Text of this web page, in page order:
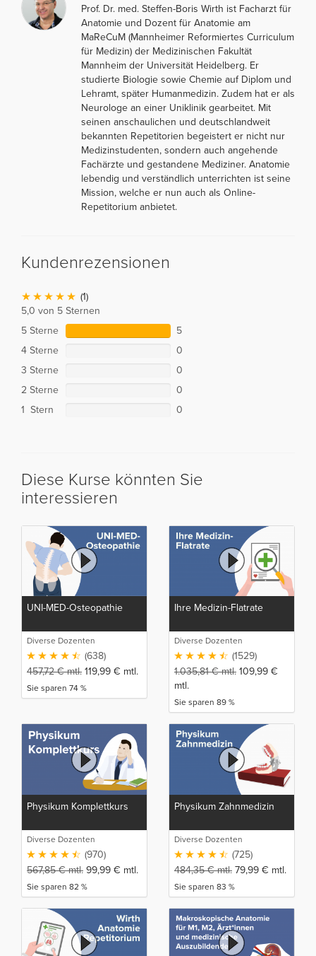
Prof. Dr. med. Steffen-Boris Wirth ist Facharzt für
Anatomie und Dozent für Anatomie am
MaReCuM (Mannheimer Reformiertes Curriculum
für Medizin) der Medizinischen Fakultät
Mannheim der Universität Heidelberg. Er
studierte Biologie sowie Chemie auf Diplom und
Lehramt, später Humanmedizin. Zudem hat er als
Neurologe an einer Uniklinik gearbeitet. Mit
seinen anschaulichen und deutschlandweit
bekannten Repetitorien begeistert er nicht nur
Medizinstudenten, sondern auch angehende
Fachärzte und gestandene Mediziner. Anatomie
lebendig und verständlich unterrichten ist seine
Mission, welche er nun auch als Online-
Repetitorium anbietet.
Kundenrezensionen
(1)
5,0 von 5 Sternen
5 Sterne
5
4 Sterne
0
3 Sterne
0
2 Sterne
0
1 Stern
0
Diese Kurse könnten Sie
interessieren
UNI-MED-Osteopathie
Diverse Dozenten
(638)
457,72€mtl. 119,99 € mtl.
Sie sparen 74 %
Ihre Medizin-Flatrate
Diverse Dozenten
(1529)
1.035,81€mtl. 109,99 €
mtl.
Sie sparen 89 %
Physikum Komplettkurs
Diverse Dozenten
(970)
567,85€mtl. 99,99 € mtl.
Sie sparen 82 %
Physikum Zahnmedizin
Diverse Dozenten
(725)
484,35€mtl. 79,99 € mtl.
Sie sparen 83 %